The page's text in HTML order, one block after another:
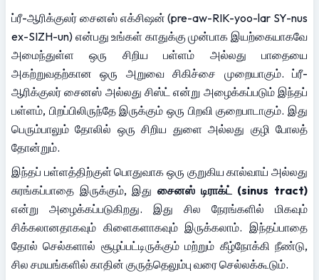
ப்ரீ-ஆரிக்குலர் சைனஸ் எக்சிஷன் (pre-aw-RIK-yoo-lar SY-nus
ex-SIZH-un) என்பது உங்கள் காதுக்கு முன்பாக இயற்கையாகவே
அமைந்துள்ள ஒரு சிறிய பள்ளம் அல்லது பாதையை
அகற்றுவதற்கான ஒரு அறுவை சிகிச்சை முறையாகும். ப்ரீ-
ஆரிக்குலர் சைனஸ் அல்லது சிஸ்ட் என்று அழைக்கப்படும் இந்தப்
பள்ளம், பிறப்பிலிருந்தே இருக்கும் ஒரு பிறவி குறைபாடாகும். இது
பெரும்பாலும் தோலில் ஒரு சிறிய துளை அல்லது குழி போலத்
தோன்றும்.
இந்தப் பள்ளத்திற்குள் பொதுவாக ஒரு குறுகிய கால்வாய் அல்லது
சுரங்கப்பாதை இருக்கும், இது சைனஸ் டிராக்ட் (sinus tract)
என்று அழைக்கப்படுகிறது. இது சில நேரங்களில் மிகவும்
சிக்கலானதாகவும் கிளைகளாகவும் இருக்கலாம். இந்தப்பாதை
தோல் செல்களால் சூழப்பட்டிருக்கும் மற்றும் கீழ்நோக்கி நீண்டு,
சில சமயங்களில் காதின் குருத்தெலும்பு வரை செல்லக்கூடும்.